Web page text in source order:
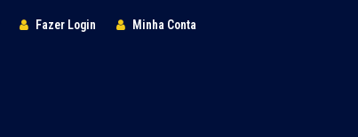
Fazer Login Minha Conta